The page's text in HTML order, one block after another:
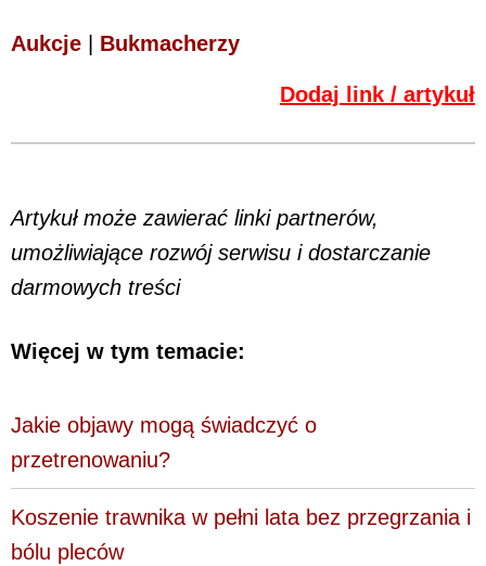
Aukcje Bukmacherzy
Dodaj link / artykuł
Artykuł może zawierać linki partnerów,
umożliwiające rozwój serwisu i dostarczanie
darmowych treści
Więcej w tym temacie:
Jakie objawy mogą świadczyć o
przetrenowaniu?
Koszenie trawnika w pełni lata bez przegrzania i
bólu pleców